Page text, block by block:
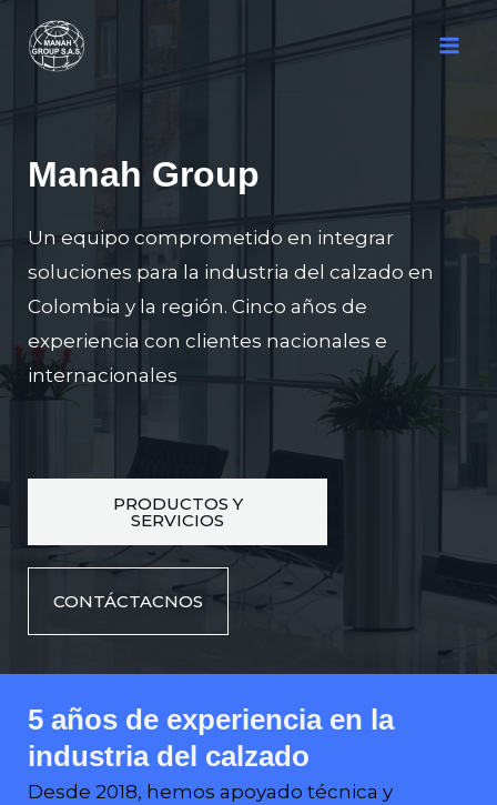
Manah Group
Un equipo comprometido en integrar
soluciones para la industria del calzado en
Colombia y la región. Cinco años de
experiencia con clientes nacionales e
internacionales
PRODUCTOS Y
SERVICIOS
CONTÁCTACNOS
5 años de experiencia en la
industria del calzado
Desde 2018, hemos apoyado técnica y